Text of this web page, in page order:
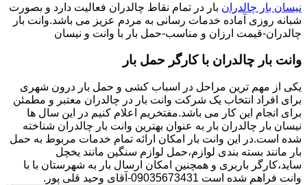
نیسان بار چالدران بار در تمام نقاط چالدران فعالیت دارد و بصورت
شبانه روزی آماده خدمات رسانی به مردم عزیز می باشد.وانت بار
چالدران-قیمت ارزان و مناسب-حمل بار با وانت و نیسان
وانت بار چالدران با کارگر حمل بار
یکی از مهم ترین مراحل در اسباب کشی و حمل بار درون شهری
برای افراد انتخاب یک شرکت وانت بار در چالدران معتبر و مطمئن
برای انجام این کار می باشد.مفتخریم اعلام کنیم در این سال ها
نیسان بار چالدران بار به عنوان بهترین وانت بار چالدران شناخته
شده است.در این وانت بار امکان ارائه تمام خدمات مربوط به حمل
بار مانند بسته بندی لوازم،حمل لوازم سنگین مانند یخچل
ساید،کارگر باربری و همچنین امکان ارسال بار به شهرستان با با
وانت فراهم شده است 09035673431-آقای وحید قلی پور.